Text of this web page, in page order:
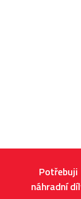
Potřebuji
náhradní